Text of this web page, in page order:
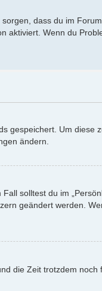
dass du im
aktiviert. Wenn du
Um diese
ändern.
solltest du im
geändert werden.
die Zeit trotzdem